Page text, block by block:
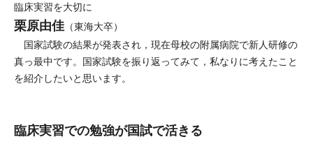
臨床実習を大切に
栗原由佳 （東海大卒）
国家試験の結果が発表され，現在母校の附属病院で新人研修の
真っ最中です。国家試験を振り返ってみて，私なりに考えたこと
を紹介したいと思います。
臨床実習での勉強が国試で活きる